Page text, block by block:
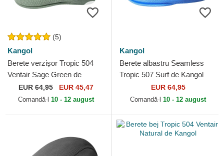
(5)
Kangol
Berete verzișor Tropic 504
Ventair Sage Green de
Kangol
EUR64,95 EUR 45,47
Comandă-l 10 - 12 august
Kangol
Berete albastru Seamless
Tropic 507 Surf de Kangol
EUR 64,95
Comandă-l 10 - 12 august